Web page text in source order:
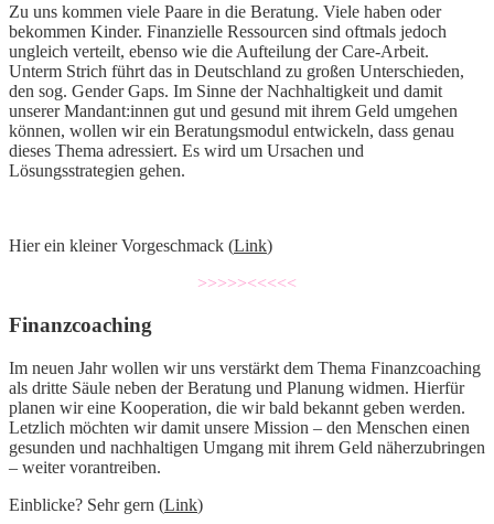
Zu uns kommen viele Paare in die Beratung. Viele haben oder
bekommen Kinder. Finanzielle Ressourcen sind oftmals jedoch
ungleich verteilt, ebenso wie die Aufteilung der Care-Arbeit.
Unterm Strich führt das in Deutschland zu großen Unterschieden,
den sog. Gender Gaps. Im Sinne der Nachhaltigkeit und damit
unserer Mandant:innen gut und gesund mit ihrem Geld umgehen
können, wollen wir ein Beratungsmodul entwickeln, dass genau
dieses Thema adressiert. Es wird um Ursachen und
Lösungsstrategien gehen.
Hier ein kleiner Vorgeschmack (Link)
>>>>><<<<<
Finanzcoaching
Im neuen Jahr wollen wir uns verstärkt dem Thema Finanzcoaching
als dritte Säule neben der Beratung und Planung widmen. Hierfür
planen wir eine Kooperation, die wir bald bekannt geben werden.
Letzlich möchten wir damit unsere Mission – den Menschen einen
gesunden und nachhaltigen Umgang mit ihrem Geld näherzubringen
– weiter vorantreiben.
Einblicke? Sehr gern (Link)